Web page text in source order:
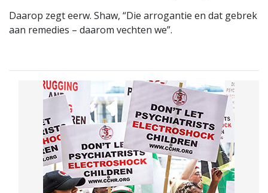
Daarop zegt eerw. Shaw, “Die arrogantie en dat gebrek
aan remedies – daarom vechten we”.